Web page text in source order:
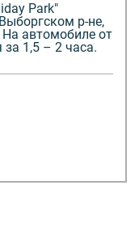
Park"
р-не,
автомобиле от
1,5 – 2 часа.